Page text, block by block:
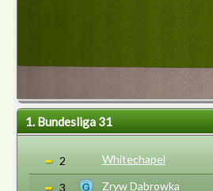
1. Bundesliga 31
2 Whitechapel
3
Zryw Dabrowka